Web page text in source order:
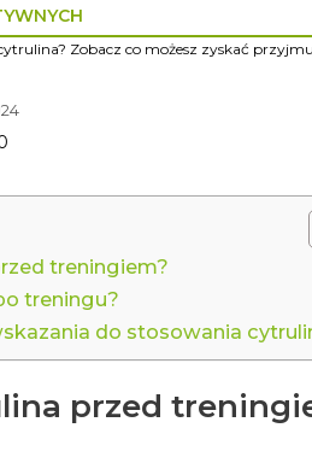
Zobacz co możesz zyskać
treningiem?
treningu?
do stosowania
przed